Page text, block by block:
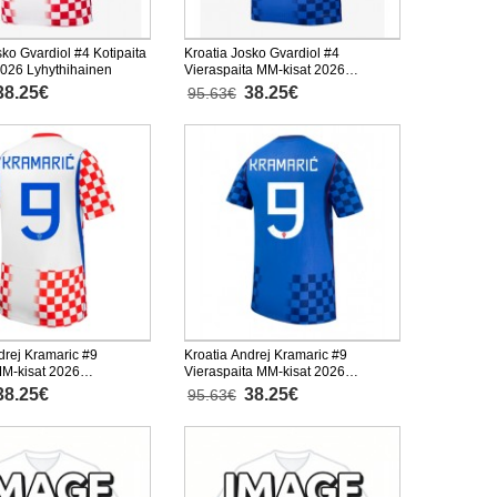
Gvardiol #4 Kotipaita
Lyhythihainen
Kroatia Josko Gvardiol #4
Vieraspaita MM-kisat 2026
Lyhythihainen
95.63€ 38.25€
Kramaric #9
kisat 2026
Kroatia Andrej Kramaric #9
Vieraspaita MM-kisat 2026
Lyhythihainen
95.63€ 38.25€